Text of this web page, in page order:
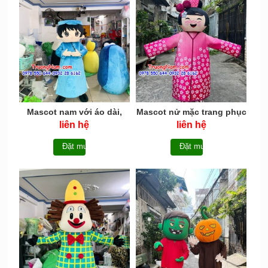
Mascot nam với áo dài,
khăn đóng truyền thống
liên hệ
Đặt mua
Mascot nử mặc trang phục
Nhật Bản - MCN061
liên hệ
Đặt mua